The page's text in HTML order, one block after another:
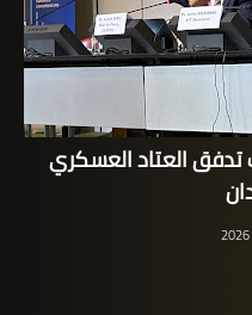
العتاد العسكري